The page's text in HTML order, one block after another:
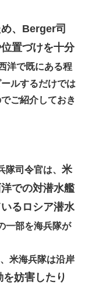
、Berger司
置づけを十分
洋で既にある程
ルするだけでは
ご紹介しておき
司令官は、 米
での対潜水艦
るロシア潜水
一部を海兵隊が
米海兵隊は沿岸
を妨害したり